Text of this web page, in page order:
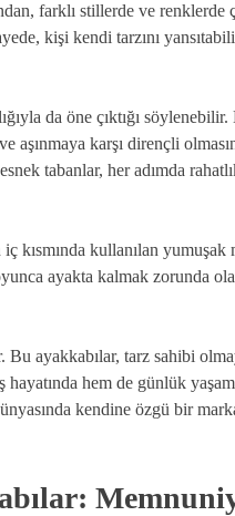
farklı stillerde ve renklerde
kişi kendi tarzını
da öne çıktığı
aşınmaya karşı dirençli
tabanlar, her adımda
kısmında kullanılan yumuşak
ayakta kalmak zorunda
Bu ayakkabılar, tarz sahibi
hem de günlük
kendine özgü bir